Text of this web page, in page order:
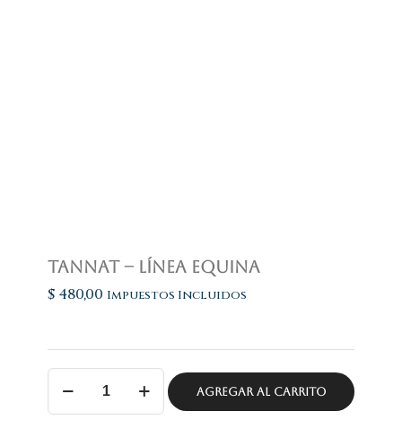
Tannat – Línea Equina
$ 480,00 Impuestos Incluidos
Tannat
Línea
AGREGAR AL CARRITO